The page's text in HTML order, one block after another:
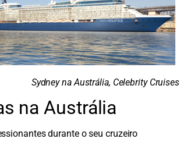
Sydney na Austrália, Celebrity Cruises
na Austrália
durante o seu cruzeiro